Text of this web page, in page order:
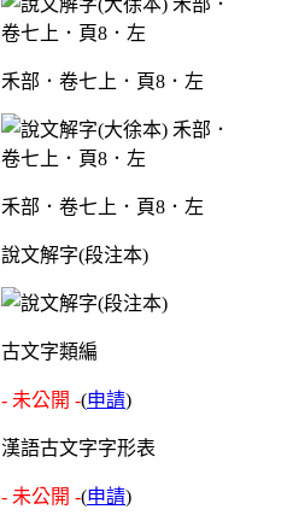
禾部．卷七上．頁8．左
禾部．卷七上．頁8．左
說文解字(段注本)
古文字類編
- 未公開 -(申請)
漢語古文字字形表
- 未公開 -(申請)